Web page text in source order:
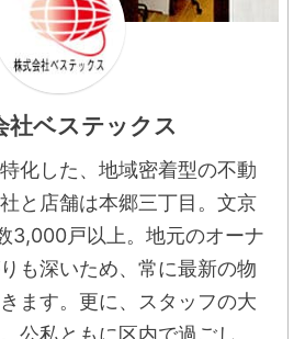
社ベステックス
化した、地域密着型の不動
と店舗は本郷三丁目。文京
3,000戸以上。地元のオーナ
も深いため、常に最新の物
ます。更に、スタッフの大
公私ともに区内で過ごし、